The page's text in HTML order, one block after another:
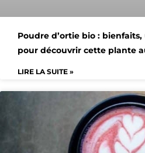
Poudre d’ortie bio :
pour découvrir cette plante
LIRE LA SUITE »